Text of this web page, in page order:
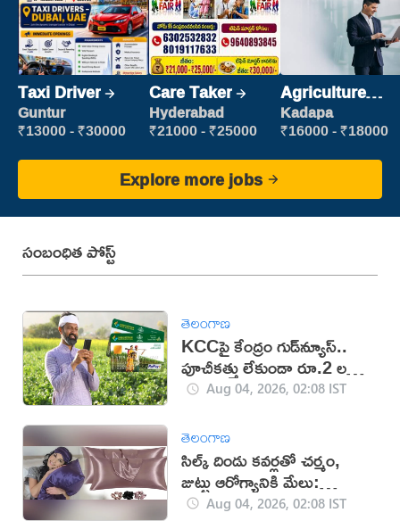
Taxi Driver
Guntur
₹13000 - ₹30000
Care Taker
Hyderabad
₹21000 - ₹25000
Agriculture
Labour
Kadapa
₹16000 - ₹18000
Explore more jobs
సంబంధిత పోస్ట్
తెలంగాణ
KCCపై కేంద్రం గుడ్‌న్యూస్..
పూచీకత్తు లేకుండా రూ.2 లక్షల
వరకు రుణం
Aug 04, 2026, 02:08 IST
తెలంగాణ
సిల్క్ దిండు కవర్లతో చర్మం,
జుట్టు ఆరోగ్యానికి మేలు:
నిపుణులు
Aug 04, 2026, 02:08 IST